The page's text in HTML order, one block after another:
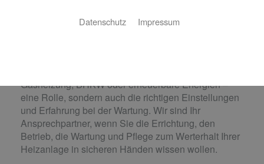
nicht zu unterschätzender Kostenfaktor. Gerade für
Gasheizung, BHKW oder erneuerbare Energien –
eine Rolle, sondern auch die richtigen Einstellungen
und Erfahrung bei der Wartung. Wir sind Ihr
Ansprechpartner, wenn Sie die Errichtung, den
Betrieb, die Wartung und Pflege zum Werterhalt Ihrer
Heizanlage in sicheren Händen wissen wollen.
Datenschutz Impressum